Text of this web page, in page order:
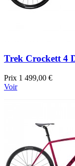
Trek Crockett 4
Prix 1 499,00 €
Voir